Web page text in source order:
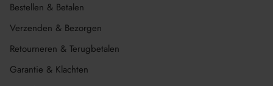
Bestellen & Betalen
Verzenden & Bezorgen
Retourneren & Terugbetalen
Garantie & Klachten